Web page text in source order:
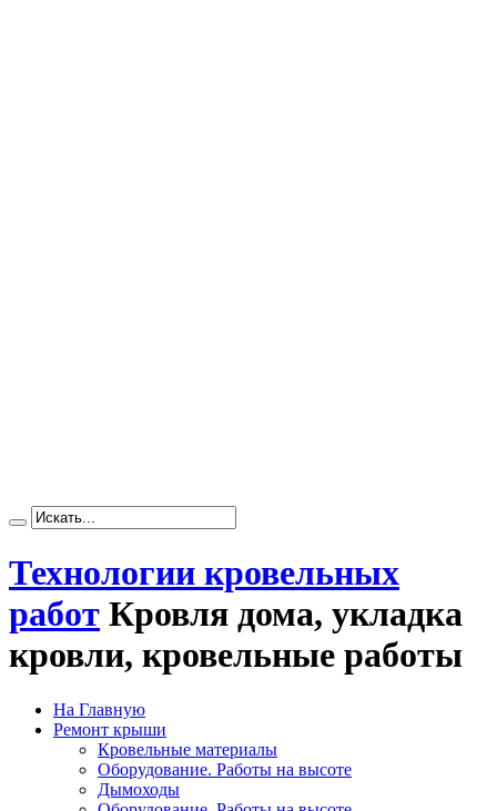
Технологии кровельных
работ Кровля дома, укладка
кровли, кровельные работы
На Главную
Ремонт крыши
Кровельные материалы
Оборудование. Работы на высоте
Дымоходы